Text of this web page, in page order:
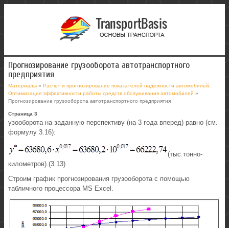
Прогнозирование грузооборота автотранспортного
предприятия
Материалы » Расчет и прогнозирование показателей надежности автомобилей.
Оптимизация эффективности работы средств обслуживания автомобилей »
Прогнозирование грузооборота автотранспортного предприятия
Страница 3
узооборота на заданную перспективу (на 3 года вперед) равно (см.
формулу 3.16):
(тыс.тонно-
километров).(3.13)
Строим график прогнозирования грузооборота с помощью
табличного процессора MS Excel.